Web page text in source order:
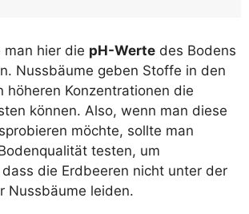
man hier die pH-Werte des Bodens
Nussbäume geben Stoffe in den
höheren Konzentrationen die
können. Also, wenn man diese
möchte, sollte man
testen, um
die Erdbeeren nicht unter der
Nussbäume leiden.